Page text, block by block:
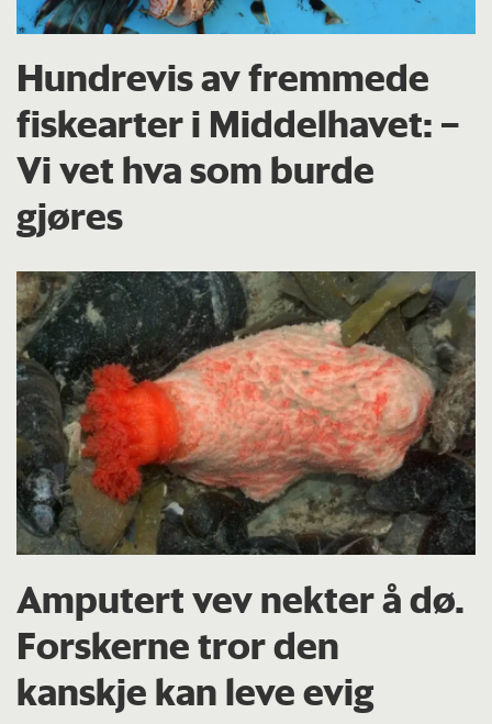
Hundrevis av fremmede
fiskearter i Middelhavet: –
Vi vet hva som burde
gjøres
Amputert vev nekter å dø.
Forskerne tror den
kanskje kan leve evig